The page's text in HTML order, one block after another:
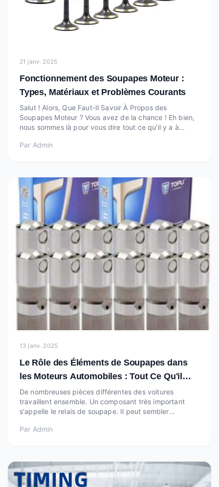
21 janv. 2025
Fonctionnement des Soupapes Moteur :
Types, Matériaux et Problèmes Courants
Salut ! Alors, Que Faut-Il Savoir À Propos des
Soupapes Moteur ? Vous avez de la chance ! Eh bien,
nous sommes là pour vous dire tout ce qu'il y a à
pièces moteur exceptionnelles chez Topu, y compris
Par Admin
13 janv. 2025
Le Rôle des Éléments de Soupapes dans
les Moteurs Automobiles : Tout Ce Qu'il
Vous Faut Savoir
De nombreuses pièces différentes des voitures
travaillent ensemble. Un composant très important
s'appelle le relais de soupape. Il peut sembler
fonctionnement efficace des véhicules.
Par Admin